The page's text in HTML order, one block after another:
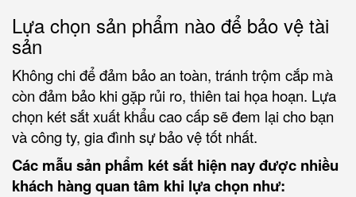
Lựa chọn sản phẩm nào để bảo vệ tài
sản
Không chi để đảm bảo an toàn, tránh trộm cắp mà
còn đảm bảo khi gặp rủi ro, thiên tai họa hoạn. Lựa
chọn két sắt xuất khẩu cao cấp sẽ đem lại cho bạn
và công ty, gia đình sự bảo vệ tốt nhất.
Các mẫu sản phẩm két sắt hiện nay được nhiều
khách hàng quan tâm khi lựa chọn như: